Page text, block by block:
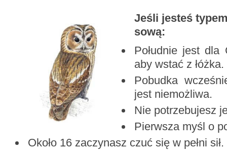
Jeśli jesteś
sową:
Południe jest dla
aby wstać z łóżka.
Pobudka
jest niemożliwa.
Nie potrzebujesz
Pierwsza myśl o
Około 16 zaczynasz czuć się w pełni sił.